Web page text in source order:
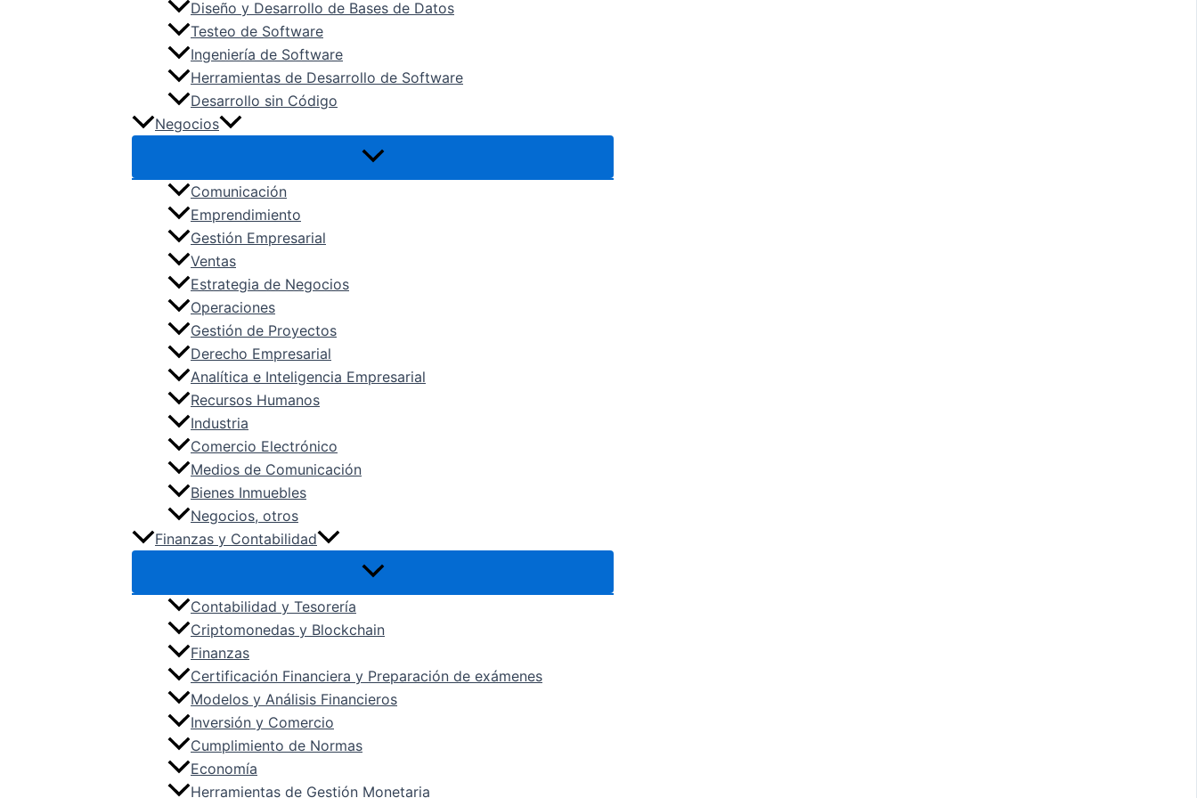
Diseño y Desarrollo de Bases de Datos
Testeo de Software
Ingeniería de Software
Herramientas de Desarrollo de Software
Desarrollo sin Código
Negocios
Comunicación
Emprendimiento
Gestión Empresarial
Ventas
Estrategia de Negocios
Operaciones
Gestión de Proyectos
Derecho Empresarial
Analítica e Inteligencia Empresarial
Recursos Humanos
Industria
Comercio Electrónico
Medios de Comunicación
Bienes Inmuebles
Negocios, otros
Finanzas y Contabilidad
Contabilidad y Tesorería
Criptomonedas y Blockchain
Finanzas
Certificación Financiera y Preparación de exámenes
Modelos y Análisis Financieros
Inversión y Comercio
Cumplimiento de Normas
Economía
Herramientas de Gestión Monetaria